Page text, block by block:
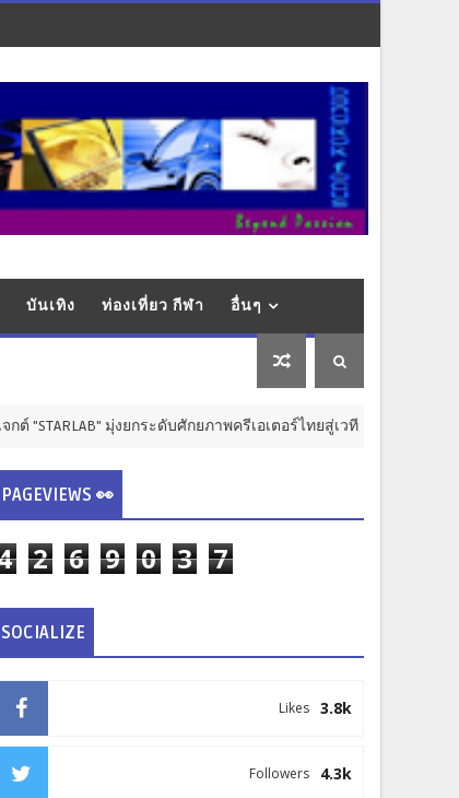
บันเทิง ท่องเที่ยว กีฬา อื่นๆ
มุ่งยกระดับศักยภาพครีเอเตอร์ไทยสู่เวทีสากล
PAGEVIEWS 👀
2 6 9 0 3 7
SOCIALIZE
3.8k
Likes
4.3k
Followers